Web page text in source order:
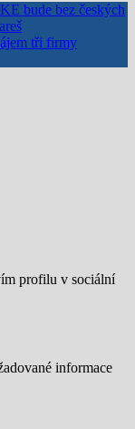
bude bez českých
tři firmy
profilu v sociální
informace